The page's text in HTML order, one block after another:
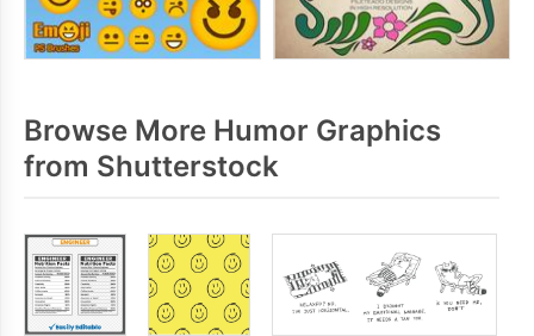
Browse More Humor Graphics
from Shutterstock